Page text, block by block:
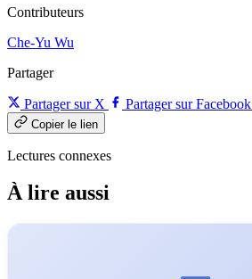
Contributeurs
Che-Yu Wu
Partager
Partager sur X Partager sur Facebook
Copier le lien
Lectures connexes
À lire aussi